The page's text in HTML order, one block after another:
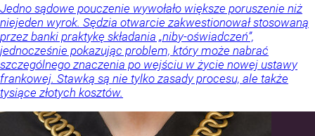
Jedno sądowe pouczenie wywołało większe poruszenie niż
niejeden wyrok. Sędzia otwarcie zakwestionował stosowaną
przez banki praktykę składania „niby-oświadczeń”,
jednocześnie pokazując problem, który może nabrać
szczególnego znaczenia po wejściu w życie nowej ustawy
frankowej. Stawką są nie tylko zasady procesu, ale także
tysiące złotych kosztów.